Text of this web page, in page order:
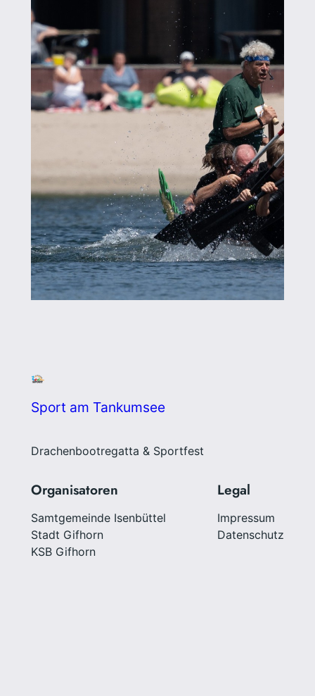
Sport am Tankumsee
Drachenbootregatta & Sportfest
Organisatoren
Samtgemeinde Isenbüttel
Stadt Gifhorn
KSB Gifhorn
Legal
Impressum
Datenschutz